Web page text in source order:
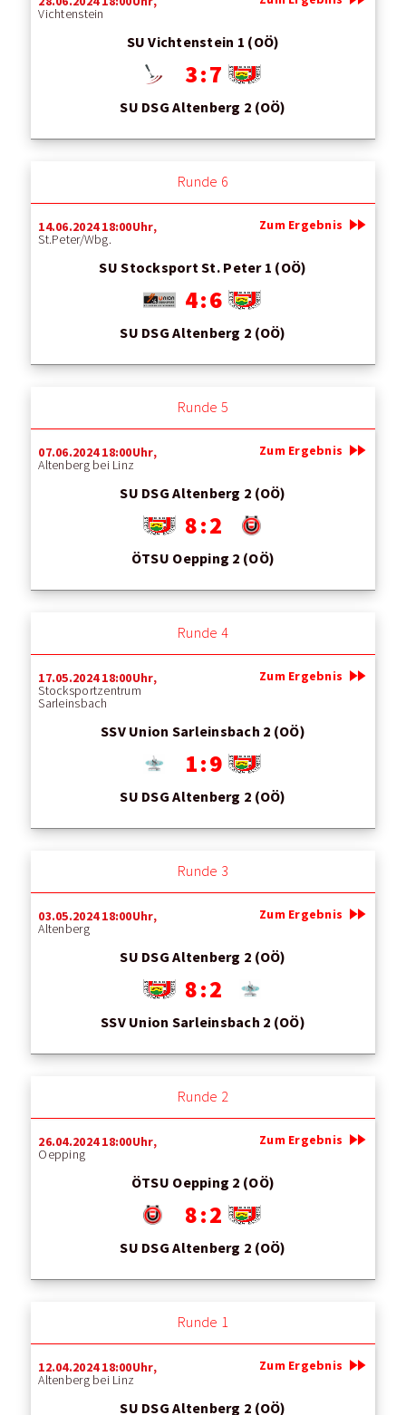
Vichtenstein
SU Vichtenstein 1 (OÖ)
3 : 7
SU DSG Altenberg 2 (OÖ)
Runde 6
14.06.2024 18:00Uhr,
St.Peter/Wbg.
SU Stocksport St. Peter 1 (OÖ)
4 : 6
SU DSG Altenberg 2 (OÖ)
Zum Ergebnis fast_forward
Runde 5
07.06.2024 18:00Uhr,
Altenberg bei Linz
SU DSG Altenberg 2 (OÖ)
8 : 2
ÖTSU Oepping 2 (OÖ)
Zum Ergebnis fast_forward
Runde 4
17.05.2024 18:00Uhr,
Stocksportzentrum
Sarleinsbach
SSV Union Sarleinsbach 2 (OÖ)
1 : 9
SU DSG Altenberg 2 (OÖ)
Zum Ergebnis fast_forward
Runde 3
03.05.2024 18:00Uhr,
Altenberg
SU DSG Altenberg 2 (OÖ)
8 : 2
SSV Union Sarleinsbach 2 (OÖ)
Zum Ergebnis fast_forward
Runde 2
26.04.2024 18:00Uhr,
Oepping
ÖTSU Oepping 2 (OÖ)
8 : 2
SU DSG Altenberg 2 (OÖ)
Zum Ergebnis fast_forward
Runde 1
12.04.2024 18:00Uhr,
Altenberg bei Linz
SU DSG Altenberg 2 (OÖ)
Zum Ergebnis fast_forward